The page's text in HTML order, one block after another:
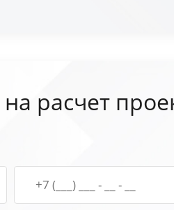
на расчет